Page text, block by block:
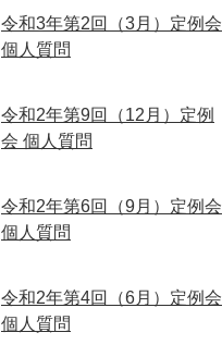
令和3年第2回（3月）定例会
個人質問
令和2年第9回（12月）定例
会 個人質問
令和2年第6回（9月）定例会
個人質問
令和2年第4回（6月）定例会
個人質問